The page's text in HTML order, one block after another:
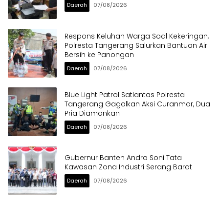
Daerah 07/08/2026
Respons Keluhan Warga Soal Kekeringan,
Polresta Tangerang Salurkan Bantuan Air
Bersih ke Panongan
Daerah 07/08/2026
Blue Light Patrol Satlantas Polresta
Tangerang Gagalkan Aksi Curanmor, Dua
Pria Diamankan
Daerah 07/08/2026
Gubernur Banten Andra Soni Tata
Kawasan Zona Industri Serang Barat
Daerah 07/08/2026